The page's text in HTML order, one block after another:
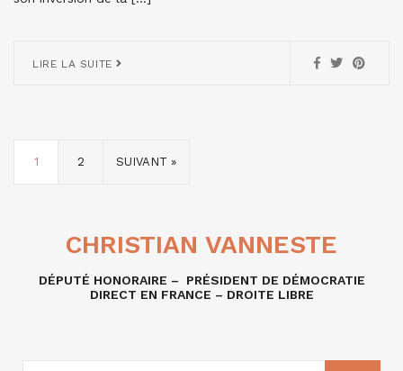
LIRE LA SUITE
1 2 SUIVANT »
CHRISTIAN VANNESTE
DÉPUTÉ HONORAIRE – PRÉSIDENT DE DÉMOCRATIE
DIRECT EN FRANCE – DROITE LIBRE